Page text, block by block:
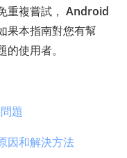
重複嘗試， Android
果本指南對您有幫
使用者。
題
因和解決方法